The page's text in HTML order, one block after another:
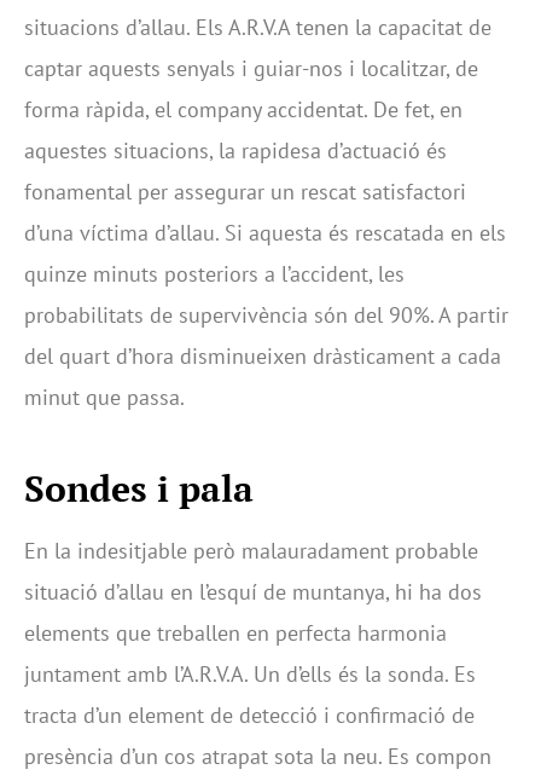
situacions d’allau. Els A.R.V.A tenen la capacitat de
captar aquests senyals i guiar-nos i localitzar, de
forma ràpida, el company accidentat. De fet, en
aquestes situacions, la rapidesa d’actuació és
fonamental per assegurar un rescat satisfactori
d’una víctima d’allau. Si aquesta és rescatada en els
quinze minuts posteriors a l’accident, les
probabilitats de supervivència són del 90%. A partir
del quart d’hora disminueixen dràsticament a cada
minut que passa.
Sondes i pala
En la indesitjable però malauradament probable
situació d’allau en l’esquí de muntanya, hi ha dos
elements que treballen en perfecta harmonia
juntament amb l’A.R.V.A. Un d’ells és la sonda. Es
tracta d’un element de detecció i confirmació de
presència d’un cos atrapat sota la neu. Es compon